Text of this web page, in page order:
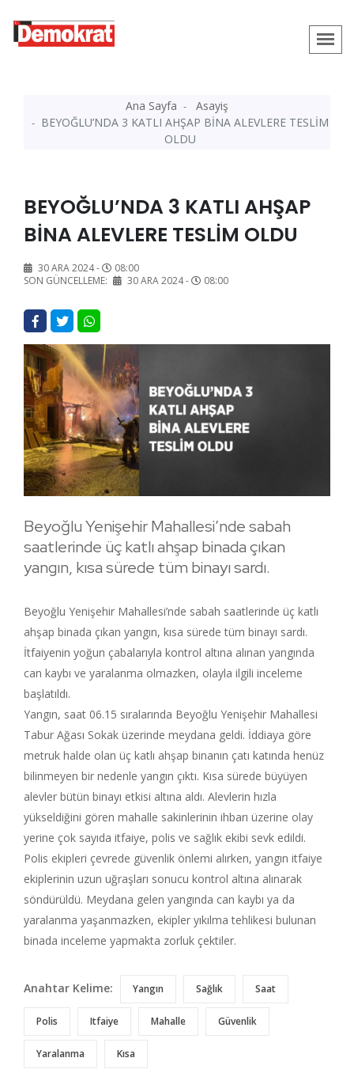
Ana Sayfa
Asayiş
BEYOĞLU’NDA 3 KATLI AHŞAP BİNA ALEVLERE TESLİM
OLDU
BEYOĞLU’NDA 3 KATLI AHŞAP
BİNA ALEVLERE TESLİM OLDU
30 ARA 2024 -
08:00
SON GÜNCELLEME:
30 ARA 2024 - 08:00
Beyoğlu Yenişehir Mahallesi’nde sabah
saatlerinde üç katlı ahşap binada çıkan
yangın, kısa sürede tüm binayı sardı.
Beyoğlu Yenişehir Mahallesi’nde sabah saatlerinde üç katlı
ahşap binada çıkan yangın, kısa sürede tüm binayı sardı.
İtfaiyenin yoğun çabalarıyla kontrol altına alınan yangında
can kaybı ve yaralanma olmazken, olayla ilgili inceleme
başlatıldı.
Yangın, saat 06.15 sıralarında Beyoğlu Yenişehir Mahallesi
Tabur Ağası Sokak üzerinde meydana geldi. İddiaya göre
metruk halde olan üç katlı ahşap binanın çatı katında henüz
bilinmeyen bir nedenle yangın çıktı. Kısa sürede büyüyen
alevler bütün binayı etkisi altına aldı. Alevlerin hızla
yükseldiğini gören mahalle sakinlerinin ihbarı üzerine olay
yerine çok sayıda itfaiye, polis ve sağlık ekibi sevk edildi.
Polis ekipleri çevrede güvenlik önlemi alırken, yangın itfaiye
ekiplerinin uzun uğraşları sonucu kontrol altına alınarak
söndürüldü. Meydana gelen yangında can kaybı ya da
yaralanma yaşanmazken, ekipler yıkılma tehlikesi bulunan
binada inceleme yapmakta zorluk çektiler.
Anahtar Kelime: Yangın Sağlık Saat
Polis Itfaiye Mahalle Güvenlik
Yaralanma Kısa